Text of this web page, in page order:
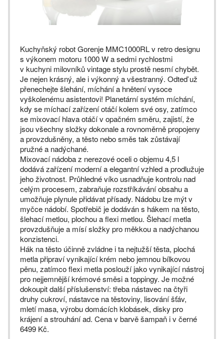
Kuchyňský robot Gorenje MMC1000RL v retro designu
s výkonem motoru 1000 W a sedmi rychlostmi
v kuchyni milovníků vintage stylu prostě nesmí chybět.
Je nejen krásný, ale i výkonný a všestranný. Odteď už
přenechejte šlehání, míchání a hnětení vysoce
vyškolenému asistentovi! Planetární systém míchání,
kdy se míchací zařízení otáčí kolem své osy, zatímco
se mixovací hlava otáčí v opačném směru, zajistí, že
jsou všechny složky dokonale a rovnoměrně propojeny
a provzdušněny, a těsto nebo směs tak zůstávají
pružné a nadýchané.
Mixovací nádoba z nerezové oceli o objemu 4,5 l
dodává zařízení moderní a elegantní vzhled a prodlužuje
jeho životnost. Průhledné víko usnadňuje kontrolu nad
celým procesem, zabraňuje rozstříkávání obsahu a
umožňuje plynule přidávat přísady. Nádobu lze mýt v
myčce nádobí. Spotřebič je dodáván s hákem na těsto,
šlehací metlou, plochou a flexi metlou. Šlehací metla
provzdušňuje a mísí složky pro měkkou a nadýchanou
konzistenci.
Hák na těsto účinně zvládne i ta nejtužší těsta, plochá
metla připraví vynikající krém nebo jemnou bílkovou
pěnu, zatímco flexi metla poslouží jako vynikající nástroj
pro nejjemnější krémové směsi a toppingy. Je možné
dokoupit další příslušenství: třeba nástavec na čtyři
druhy cukroví, nástavce na těstoviny, lisování šťáv,
mletí masa, výrobu domácích klobásek, disky pro
krájení a strouhání ad. Cena v barvě šampaň i v černé
6499 Kč.